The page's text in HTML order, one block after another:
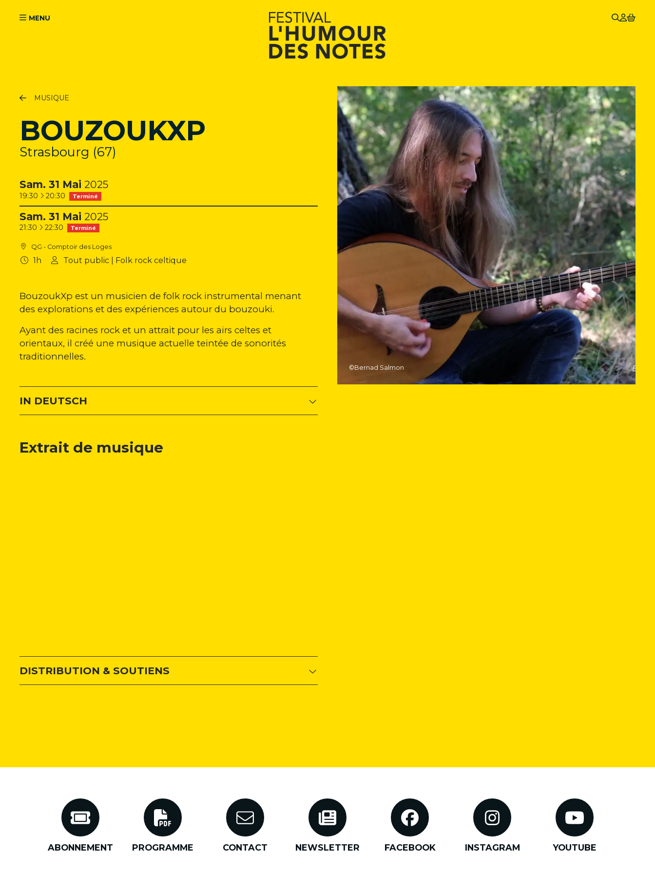
MUSIQUE
BOUZOUKXP
Strasbourg (67)
Sam. 31 Mai 2025
19:30 à20:30 Terminé
Sam. 31 Mai 2025
21:30 à22:30 Terminé
QG - Comptoir des Loges
1h Tout public | Folk rock celtique
BouzoukXp est un musicien de folk rock instrumental menant
des explorations et des expériences autour du bouzouki.
Ayant des racines rock et un attrait pour les airs celtes et
orientaux, il créé une musique actuelle teintée de sonorités
traditionnelles.
IN DEUTSCH
Extrait de musique
DISTRIBUTION & SOUTIENS
©Bernad Salmon
ABONNEMENT PROGRAMME CONTACT NEWSLETTER FACEBOOK INSTAGRAM YOUTUBE
Le Festival
Abonnement
Agenda
Actualités
Infos pratiques